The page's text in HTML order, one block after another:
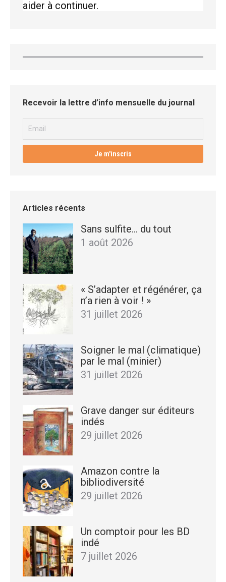
aider à continuer.
Recevoir la lettre d’info mensuelle du journal
Articles récents
Sans sulfite… du tout
1 août 2026
« S’adapter et régénérer, ça
n’a rien à voir ! »
31 juillet 2026
Soigner le mal (climatique)
par le mal (minier)
31 juillet 2026
Grave danger sur éditeurs
indés
29 juillet 2026
Amazon contre la
bibliodiversité
29 juillet 2026
Un comptoir pour les BD
indé
7 juillet 2026